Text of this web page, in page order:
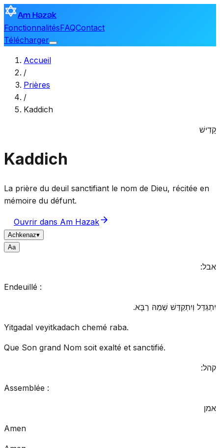
Am Hazak
FonctionnalitésFAQContact
Télécharger
Accueil
/
Prières
/
Kaddich
קָדִישׁ
Kaddich
La prière du deuil sanctifiant le nom de Dieu, récitée en
mémoire du défunt.
Ouvrir dans Am Hazak
Achkenaz▾
Aa
אבל:
Endeuillé :
יִתְגַּדַּל וְיִתְקַדַּשׁ שְׁמֵהּ רַבָּא.
Yitgadal veyitkadach chemé raba.
Que Son grand Nom soit exalté et sanctifié.
קהל:
Assemblée :
אמן
Amen